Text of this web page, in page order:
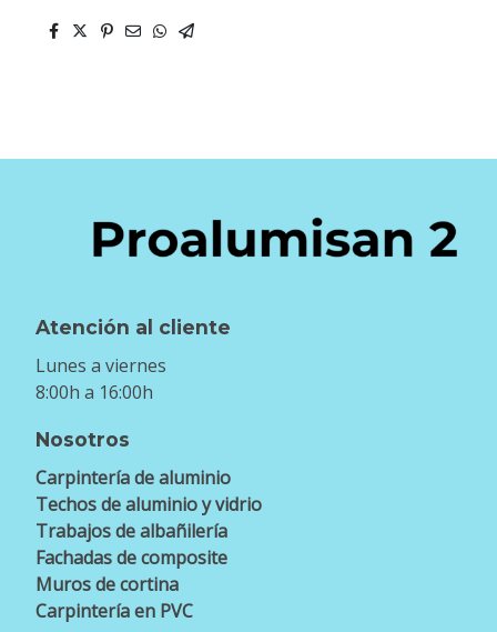
Atención al cliente
Lunes a viernes
8:00h a 16:00h
Nosotros
Carpintería de aluminio
Techos de aluminio y vidrio
Trabajos de albañilería
Fachadas de composite
Muros de cortina
Carpintería en PVC